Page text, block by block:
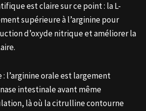
est claire sur ce point : la L-
supérieure à l’arginine pour
d’oxyde nitrique et améliorer la
: l’arginine orale est largement
intestinale avant même
là où la citrulline contourne